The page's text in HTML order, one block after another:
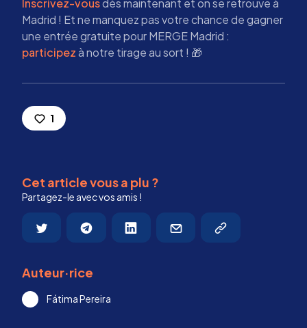
Madrid ! Et ne manquez pas votre chance de gagner
une entrée gratuite pour MERGE Madrid :
participezà notre tirage au sort ! 🎁
1
Cet article vous a plu ?
Partagez-le avec vos amis !
Auteur·rice
Fátima Pereira